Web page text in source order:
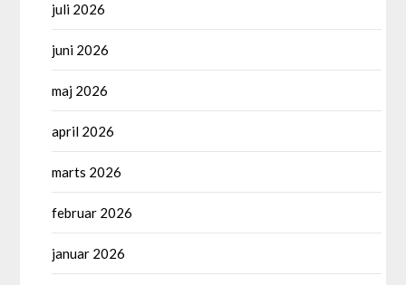
juli 2026
juni 2026
maj 2026
april 2026
marts 2026
februar 2026
januar 2026